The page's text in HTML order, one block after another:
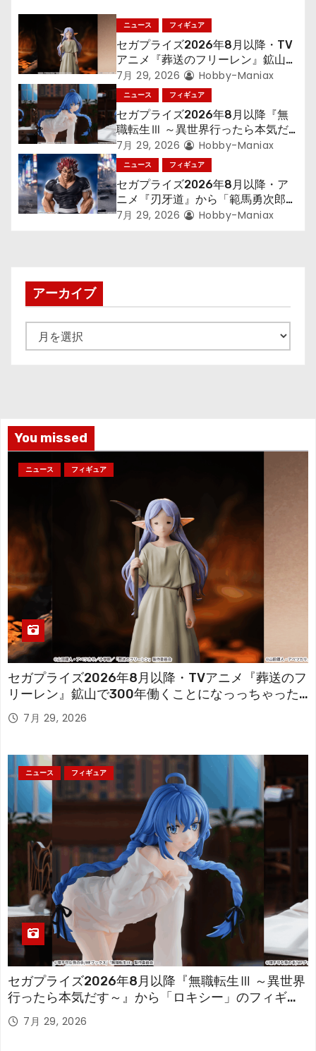
シ
ョ
ン
ニュース フィギュア
セガプライズ2026年8月以降・TV
アニメ『葬送のフリーレン』鉱山で
300年働くことになっっちゃった
「フリーレン」を立体化！
7月 29, 2026 Hobby-Maniax
ニュース フィギュア
セガプライズ2026年8月以降『無
職転生Ⅲ ～異世界行ったら本気だ
す～』から「ロキシー」のフィギュ
アが登場！
7月 29, 2026 Hobby-Maniax
ニュース フィギュア
セガプライズ2026年8月以降・ア
ニメ『刃牙道』から「範馬勇次郎」
が登場ッッ!!
7月 29, 2026 Hobby-Maniax
アーカイブ
ー
You missed
ニュース フィギュア
セガプライズ2026年8月以降・TVアニメ『葬送のフ
リーレン』鉱山で300年働くことになっっちゃった
「フリーレン」を立体化！
7月 29, 2026
ニュース フィギュア
セガプライズ2026年8月以降『無職転生Ⅲ ～異世界
行ったら本気だす～』から「ロキシー」のフィギュ
アが登場！
7月 29, 2026